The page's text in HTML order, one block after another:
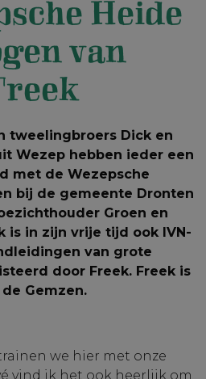
Heide
van
tweelingbroers Dick en
Wezep hebben ieder een
met de Wezepsche
bij de gemeente Dronten
Groen en
is in zijn vrije tijd ook IVN-
van grote
door Freek. Freek is
Gemzen.
we hier met onze
vind ik het ook heerlijk om